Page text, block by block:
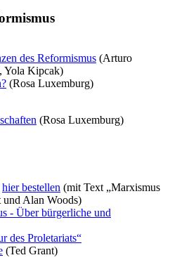
des Reformismus (Arturo
Yola Kipcak)
(Rosa Luxemburg)
(Rosa Luxemburg)
hier bestellen (mit Text „Marxismus
und Alan Woods)
- Über bürgerliche und
des Proletariats“
(Ted Grant)